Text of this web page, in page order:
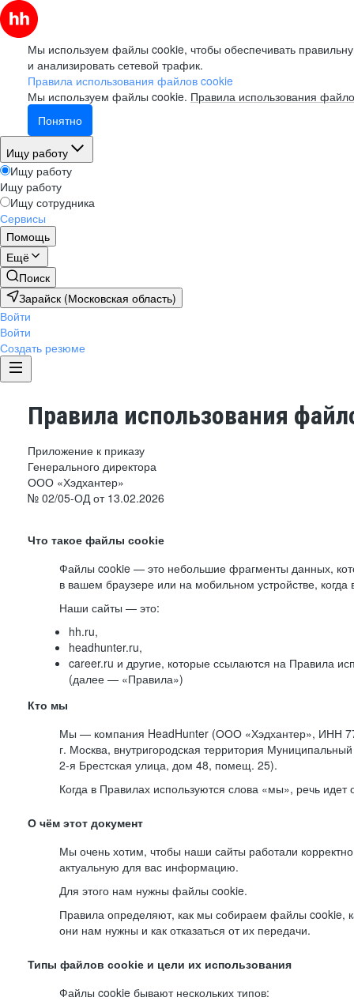
Мы используем файлы cookie, чтобы обеспечивать
и анализировать сетевой трафик.
Правила использования файлов cookie
Мы используем файлы cookie. Правила использования
Понятно
Ищу работу
Ищу работу
Ищу работу
Ищу сотрудника
Сервисы
Помощь
Ещё
Поиск
Зарайск (Московская область)
Войти
Войти
Создать резюме
Правила использования
Приложение к приказу
Генерального директора
ООО «Хэдхантер»
№ 02/05-ОД от 13.02.2026
Что такое файлы cookie
Файлы cookie — это небольшие фрагменты данных,
в вашем браузере или на мобильном устройстве,
Наши сайты — это:
hh.ru,
headhunter.ru,
career.ru и другие, которые ссылаются на Правила
(далее — «Правила»)
Кто мы
Мы — компания HeadHunter (ООО «Хэдхантер», ИНН
г. Москва, внутригородская территория Муниципальный
2-я Брестская улица, дом 48, помещ. 25).
Когда в Правилах используются слова «мы», речь
О чём этот документ
Мы очень хотим, чтобы наши сайты работали
актуальную для вас информацию.
Для этого нам нужны файлы cookie.
Правила определяют, как мы собираем файлы cookie,
они нам нужны и как отказаться от их передачи.
Типы файлов cookie и цели их использования
Файлы cookie бывают нескольких типов: